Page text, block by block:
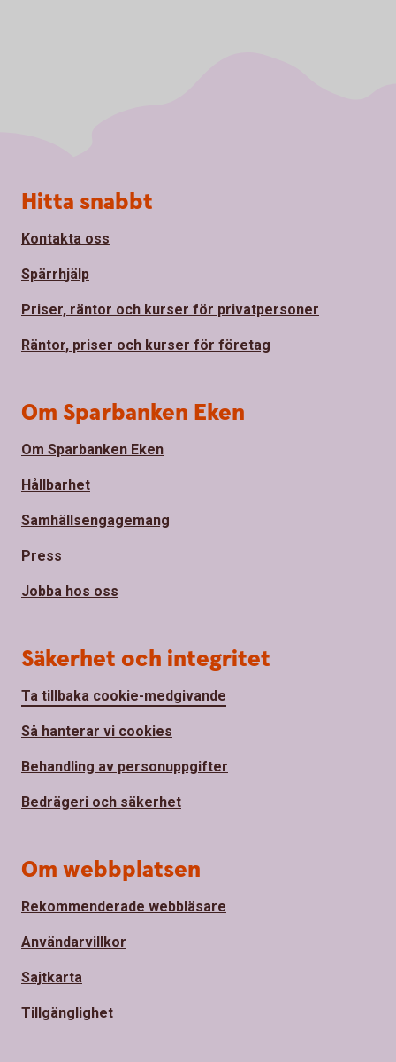
Sidfot
Hitta snabbt
Kontakta oss
Spärrhjälp
Priser, räntor och kurser för privatpersoner
Räntor, priser och kurser för företag
Om Sparbanken Eken
Om Sparbanken Eken
Hållbarhet
Samhällsengagemang
Press
Jobba hos oss
Säkerhet och integritet
Ta tillbaka cookie-medgivande
Så hanterar vi cookies
Behandling av personuppgifter
Bedrägeri och säkerhet
Om webbplatsen
Rekommenderade webbläsare
Användarvillkor
Sajtkarta
Tillgänglighet